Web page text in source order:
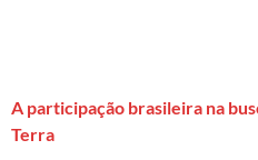
A participação brasileira na
Terra